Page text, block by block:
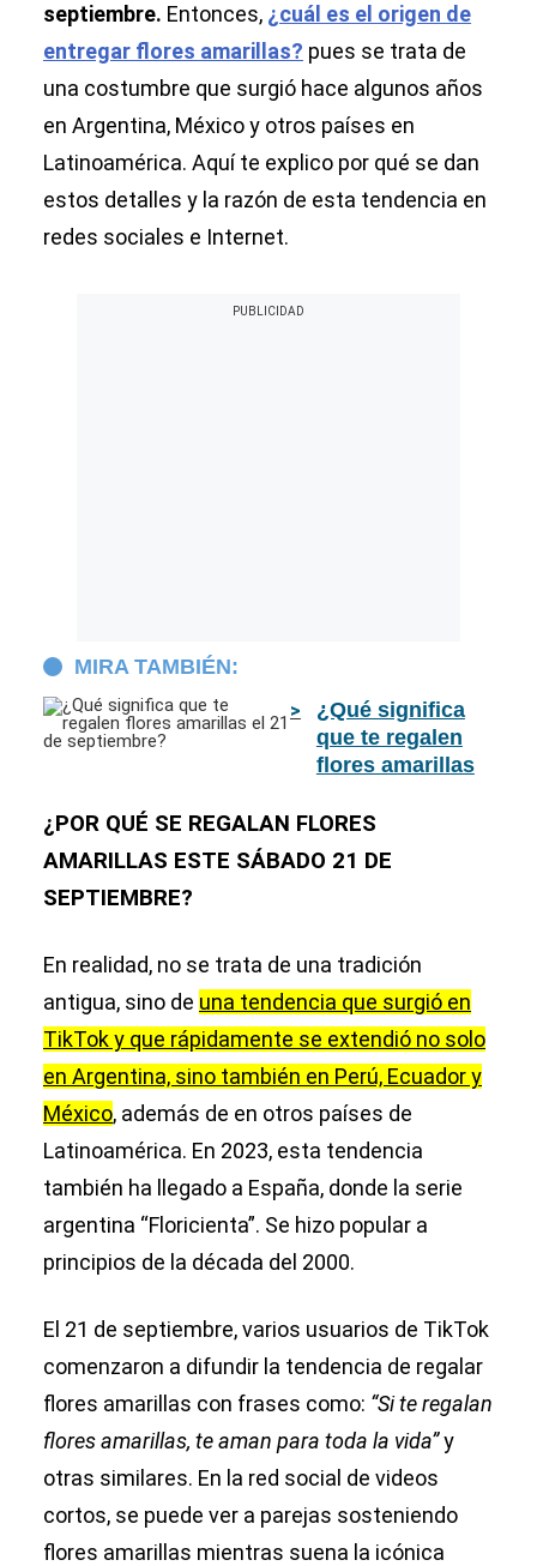
septiembre. Entonces, ¿cuál es el origen de
entregar flores amarillas? pues se trata de
una costumbre que surgió hace algunos años
en Argentina, México y otros países en
Latinoamérica. Aquí te explico por qué se dan
estos detalles y la razón de esta tendencia en
redes sociales e Internet.
MIRA TAMBIÉN:
¿Qué significa
que te regalen
flores amarillas
septiembre?
¿POR QUÉ SE REGALAN FLORES
AMARILLAS ESTE SÁBADO 21 DE
SEPTIEMBRE?
En realidad, no se trata de una tradición
antigua, sino de una tendencia que surgió en
TikTok y que rápidamente se extendió no solo
en Argentina, sino también en Perú, Ecuador y
México, además de en otros países de
Latinoamérica. En 2023, esta tendencia
también ha llegado a España, donde la serie
argentina “Floricienta”. Se hizo popular a
principios de la década del 2000.
El 21 de septiembre, varios usuarios de TikTok
comenzaron a difundir la tendencia de regalar
flores amarillas con frases como: “Si te regalan
flores amarillas, te aman para toda la vida”y
otras similares. En la red social de videos
cortos, se puede ver a parejas sosteniendo
flores amarillas mientras suena la icónica